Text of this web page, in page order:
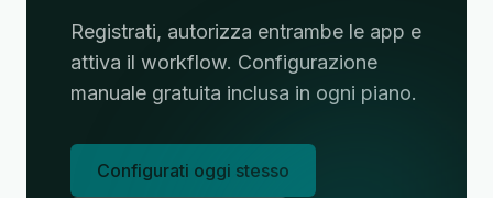
Registrati, autorizza entrambe le app e
attiva il workflow. Configurazione
manuale gratuita inclusa in ogni piano.
Configurati oggi stesso